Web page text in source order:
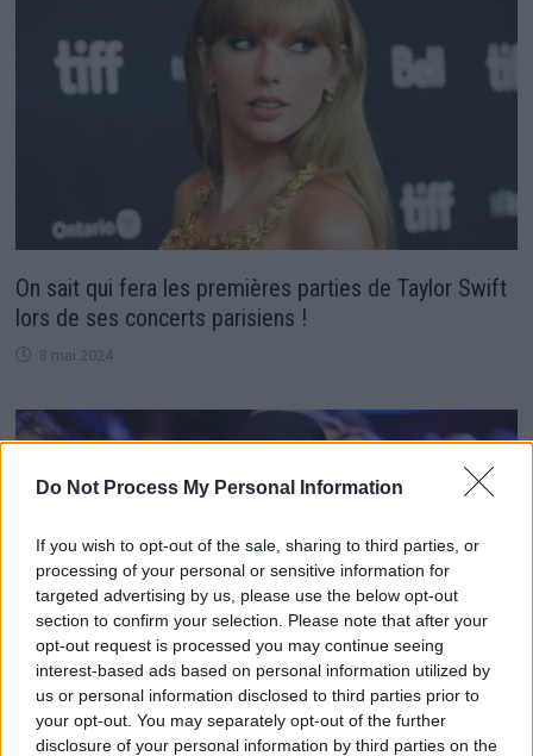
Do Not Process My Personal Information
If you wish to opt-out of the sale, sharing to third parties, or
processing of your personal or sensitive information for
targeted advertising by us, please use the below opt-out
section to confirm your selection. Please note that after your
opt-out request is processed you may continue seeing
interest-based ads based on personal information utilized by
us or personal information disclosed to third parties prior to
your opt-out. You may separately opt-out of the further
disclosure of your personal information by third parties on the
On sait qui fera les premières parties de Taylor Swift
lors de ses concerts parisiens !
8 mai 2024
Quelle est cette expression française qu’Eminem a